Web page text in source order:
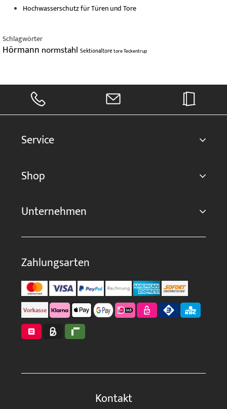
Hochwasserschutz für Türen und Tore
Schlagwörter
Hörmann normstahl SektionaltoretoreTeckentrup
Service
Shop
Unternehmen
Zahlungsarten
Kontakt